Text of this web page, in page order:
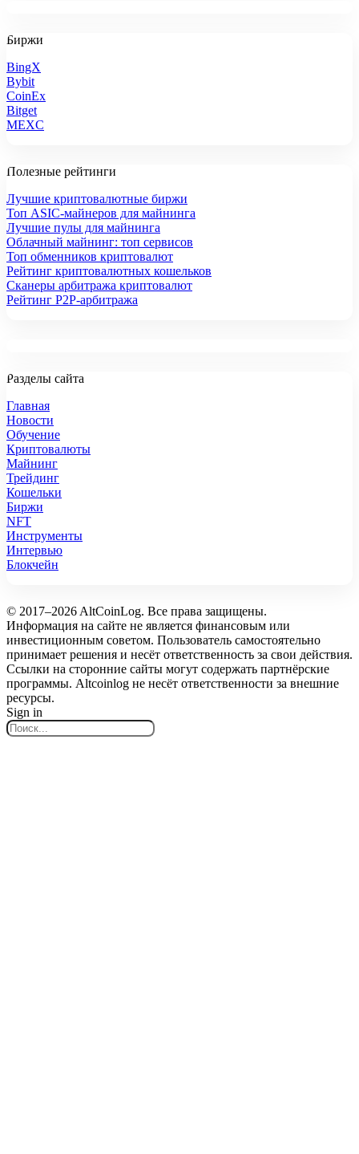
Биржи
BingX
Bybit
CoinEx
Bitget
MEXC
Полезные рейтинги
Лучшие криптовалютные биржи
Топ ASIC-майнеров для майнинга
Лучшие пулы для майнинга
Облачный майнинг: топ сервисов
Топ обменников криптовалют
Рейтинг криптовалютных кошельков
Сканеры арбитража криптовалют
Рейтинг P2P-арбитража
Разделы сайта
Главная
Новости
Обучение
Криптовалюты
Майнинг
Трейдинг
Кошельки
Биржи
NFT
Инструменты
Интервью
Блокчейн
© 2017–2026 AltCoinLog. Все права защищены.
Информация на сайте не является финансовым или
инвестиционным советом. Пользователь самостоятельно
принимает решения и несёт ответственность за свои действия.
Ссылки на сторонние сайты могут содержать партнёрские
программы. Altcoinlog не несёт ответственности за внешние
ресурсы.
Sign in